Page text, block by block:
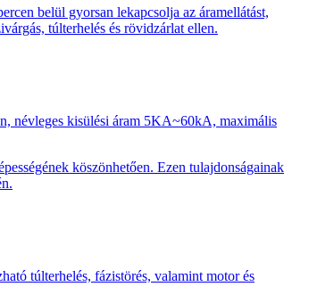
belül gyorsan lekapcsolja az áramellátást,
túlterhelés és rövidzárlat ellen.
névleges kisülési áram 5KA~60kA, maximális
köszönhetően. Ezen tulajdonságainak
túlterhelés, fázistörés, valamint motor és